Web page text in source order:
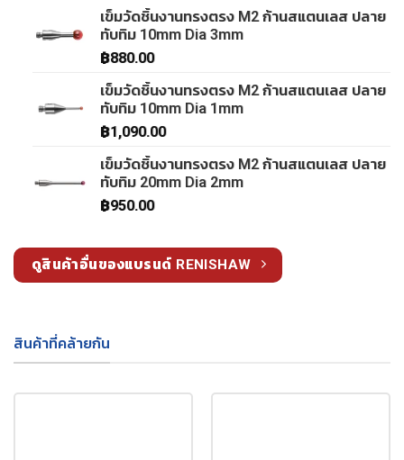
เข็มวัดชิ้นงานทรงตรง M2 ก้านสแตนเลส ปลาย
ทับทิม 10mm Dia 3mm
฿880.00
เข็มวัดชิ้นงานทรงตรง M2 ก้านสแตนเลส ปลาย
ทับทิม 10mm Dia 1mm
฿1,090.00
เข็มวัดชิ้นงานทรงตรง M2 ก้านสแตนเลส ปลาย
ทับทิม 20mm Dia 2mm
฿950.00
ดูสินค้าอื่นของแบรนด์ RENISHAW
สินค้าที่คล้ายกัน